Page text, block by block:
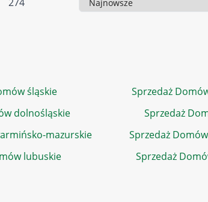
Sortowanie
śląskie Sprzedaż
dolnośląskie Sprzedaż
mazurskie Sprzedaż
lubuskie Sprzedaż